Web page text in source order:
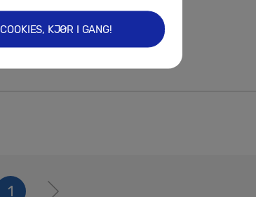
1
KJØR I GANG!